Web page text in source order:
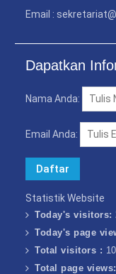
Email :
Dapatkan
Nama Anda:
Email Anda:
Statistik Website
Today's visitors:
Today's page
Total visitors :
Total page views: